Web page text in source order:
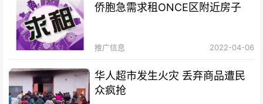
侨胞急需求租ONCE区附近房子
推广信息 2022-04-06
华人超市发生火灾 丢弃商品遭民
众疯抢